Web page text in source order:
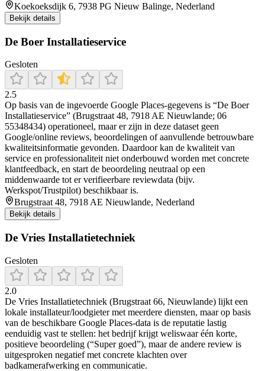
Koekoeksdijk 6, 7938 PG Nieuw Balinge, Nederland
Bekijk details
De Boer Installatieservice
Gesloten
2.5
Op basis van de ingevoerde Google Places-gegevens is “De Boer
Installatieservice” (Brugstraat 48, 7918 AE Nieuwlande; 06
55348434) operationeel, maar er zijn in deze dataset geen
Google/online reviews, beoordelingen of aanvullende betrouwbare
kwaliteitsinformatie gevonden. Daardoor kan de kwaliteit van
service en professionaliteit niet onderbouwd worden met concrete
klantfeedback, en start de beoordeling neutraal op een
middenwaarde tot er verifieerbare reviewdata (bijv.
Werkspot/Trustpilot) beschikbaar is.
Brugstraat 48, 7918 AE Nieuwlande, Nederland
Bekijk details
De Vries Installatietechniek
Gesloten
2.0
De Vries Installatietechniek (Brugstraat 66, Nieuwlande) lijkt een
lokale installateur/loodgieter met meerdere diensten, maar op basis
van de beschikbare Google Places-data is de reputatie lastig
eenduidig vast te stellen: het bedrijf krijgt weliswaar één korte,
positieve beoordeling (“Super goed”), maar de andere review is
uitgesproken negatief met concrete klachten over
badkamerafwerking en communicatie.